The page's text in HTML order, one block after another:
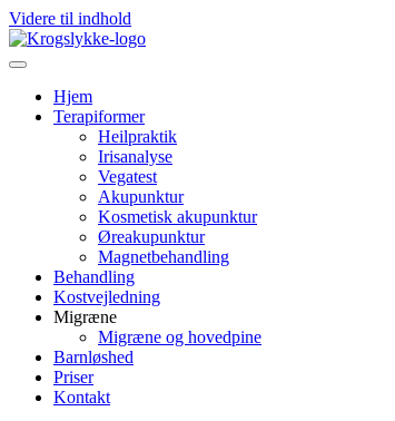
Videre til indhold
Hjem
Terapiformer
Heilpraktik
Irisanalyse
Vegatest
Akupunktur
Kosmetisk akupunktur
Øreakupunktur
Magnetbehandling
Behandling
Kostvejledning
Migræne
Migræne og hovedpine
Barnløshed
Priser
Kontakt